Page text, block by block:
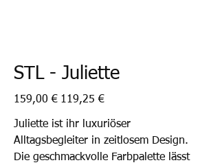
STL - Juliette
Ursprünglicher
Preis
159,00 € Angebotspreis
119,25 €
Juliette ist ihr luxuriöser
Alltagsbegleiter in zeitlosem Design.
Die geschmackvolle Farbpalette lässt